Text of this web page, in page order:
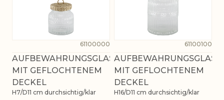
61100000
AUFBEWAHRUNGSGLAS
MIT GEFLOCHTENEM
DECKEL
H7/D11 cm durchsichtig/klar
61100100
AUFBEWAHRUNGSGLAS
MIT GEFLOCHTENEM
DECKEL
H16/D11 cm durchsichtig/klar